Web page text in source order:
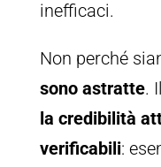
inefficaci.
Non perché
sono astratte. Il
la credibilità
verificabili: